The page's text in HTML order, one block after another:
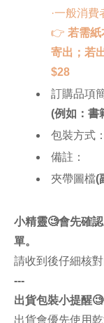
·一般消
👉 若需紙
寄出；若
$28
訂購品項
(例如：書
包裝方式
備註：
夾帶圖檔(
小精靈🧐會先確
單。
請收到後仔細核
---
出貨包裝小提醒🧐
出貨會優先使用